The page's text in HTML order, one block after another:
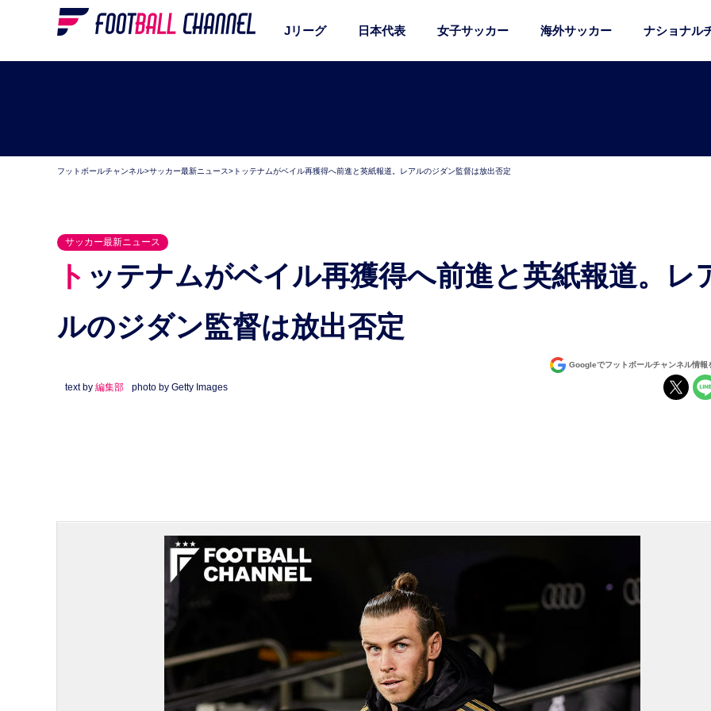
Jリーグ 日本代表 女子サッカー 海外サッカー ナショナル
フットボールチャンネル>サッカー最新ニュース> トッテナムがベイル再獲得へ前進と英紙報道。レアルのジダン監督は放出否定
サッカー最新ニュース
トッテナムがベイル再獲得へ前進と英紙報道。レア
ルのジダン監督は放出否定
Googleでフットボールチャンネル情報
text by 編集部 photo by Getty Images